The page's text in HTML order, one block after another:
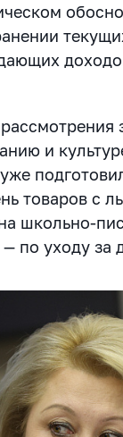
и
товаров с
школьно-
по уходу за